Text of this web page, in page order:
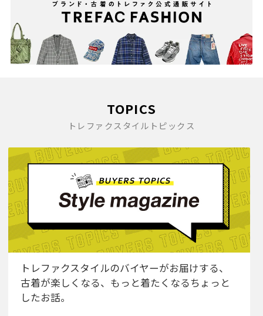
TOPICS
トレファクスタイルトピックス
トレファクスタイルのバイヤーがお届けする、
古着が楽しくなる、もっと着たくなるちょっと
したお話。